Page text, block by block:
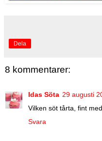
Dela
8 kommentarer:
Idas Söta 29 augusti
Vilken söt tårta, fint
Svara